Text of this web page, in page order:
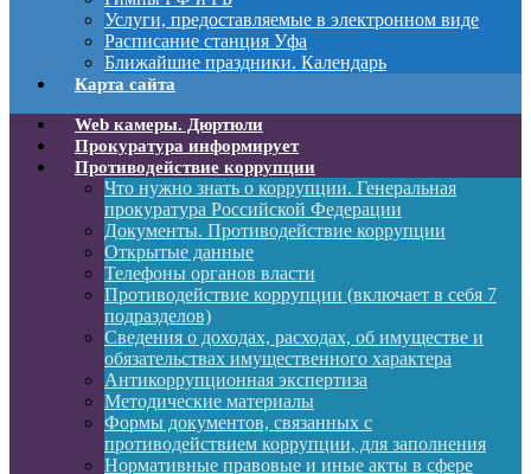
Услуги, предоставляемые в электронном виде
Расписание станция Уфа
Ближайшие праздники. Календарь
Карта сайта
Web камеры. Дюртюли
Прокуратура информирует
Противодействие коррупции
Что нужно знать о коррупции. Генеральная
прокуратура Российской Федерации
Документы. Противодействие коррупции
Открытые данные
Телефоны органов власти
Противодействие коррупции (включает в себя 7
подразделов)
Сведения о доходах, расходах, об имуществе и
обязательствах имущественного характера
Антикоррупционная экспертиза
Методические материалы
Формы документов, связанных с
противодействием коррупции, для заполнения
Нормативные правовые и иные акты в сфере